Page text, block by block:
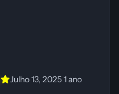
Julho 13, 20251 ano